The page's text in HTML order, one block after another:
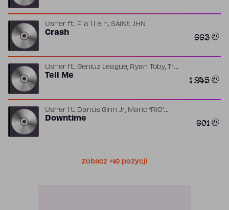
Usherft. F a l l e n, SAINt JHN
Crash 663
Usherft. Geniuz League, Ryan Toby, Tre
Drumz
Tell Me 1 245
Usherft. Darius Ginn Jr, Mario “R!O”
Jefferson,Rook Monroe
Downtime 601
Zobacz +10 pozycji